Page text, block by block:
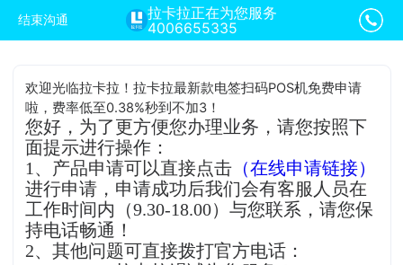
结束沟通
拉卡拉正在为您服务
4006655335
欢迎光临拉卡拉！拉卡拉最新款电签扫码POS机免费申请
啦，费率低至0.38%秒到不加3！
您好，为了更方便您办理业务，请您按照下
面提示进行操作：
1、产品申请可以直接点击 （在线申请链接）
进行申请，申请成功后我们会有客服人员在
工作时间内（9.30-18.00）与您联系，请您保
持电话畅通！
2、其他问题可直接拨打官方电话：